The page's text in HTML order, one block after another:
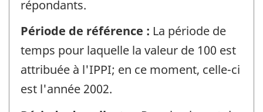
répondants.
Période de référence : La période de
temps pour laquelle la valeur de 100 est
attribuée à l'IPPI; en ce moment, celle-ci
est l'année 2002.